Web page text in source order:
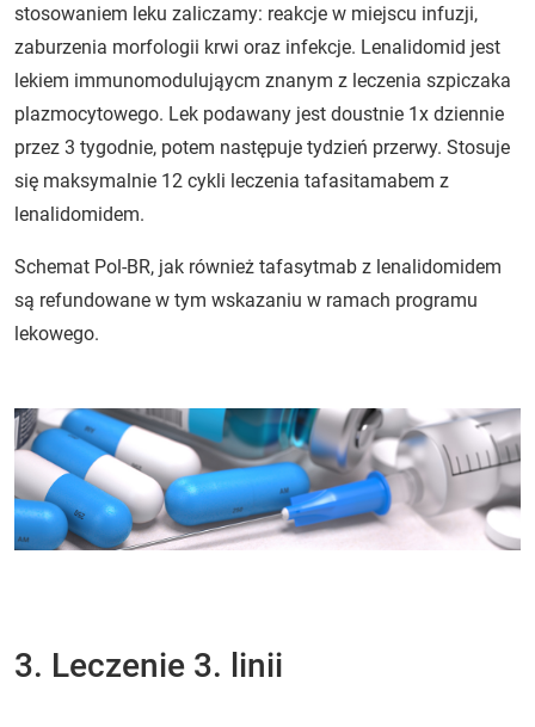
stosowaniem leku zaliczamy: reakcje w miejscu infuzji,
zaburzenia morfologii krwi oraz infekcje. Lenalidomid jest
lekiem immunomodulująycm znanym z leczenia szpiczaka
plazmocytowego. Lek podawany jest doustnie 1x dziennie
przez 3 tygodnie, potem następuje tydzień przerwy. Stosuje
się maksymalnie 12 cykli leczenia tafasitamabem z
lenalidomidem.
Schemat Pol-BR, jak również tafasytmab z lenalidomidem
są refundowane w tym wskazaniu w ramach programu
lekowego.
3. Leczenie 3. linii